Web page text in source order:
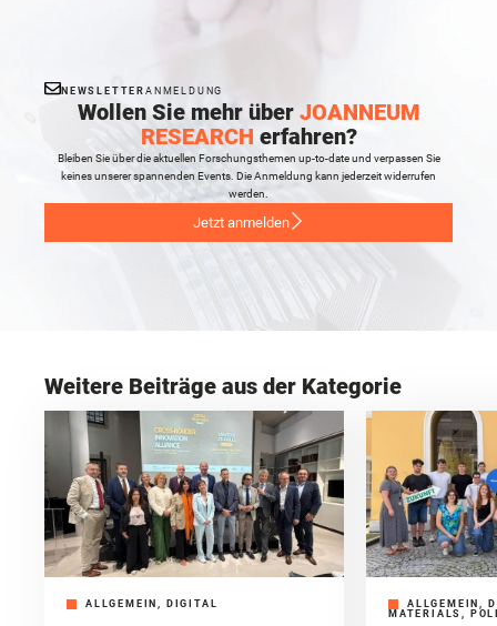
NEWSLETTER ANMELDUNG
Wollen Sie mehr über JOANNEUM
RESEARCH erfahren?
Bleiben Sie über die aktuellen Forschungsthemen up-to-date und verpassen Sie
keines unserer spannenden Events. Die Anmeldung kann jederzeit widerrufen
werden.
Jetzt anmelden
Weitere Beiträge aus der Kategorie
ALLGEMEIN, DIGITAL
ALLGEMEIN,
MATERIALS,